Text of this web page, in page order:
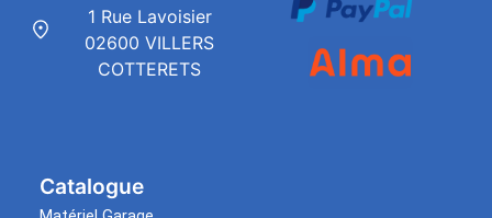
Catalogue
1 Rue Lavoisier
02600 VILLERS
COTTERETS